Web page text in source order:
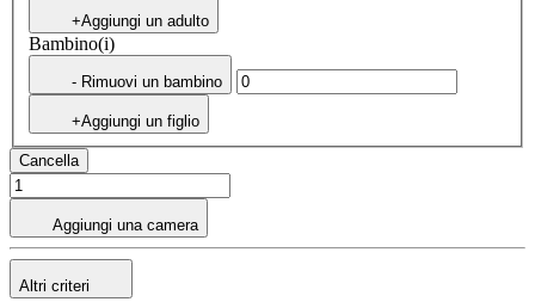
+Aggiungi un adulto
Bambino(i)
- Rimuovi un bambino
+Aggiungi un figlio
Cancella
Aggiungi una camera
Altri criteri